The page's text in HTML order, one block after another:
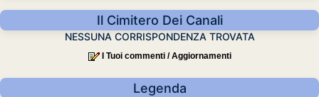
Il Cimitero Dei Canali
NESSUNA CORRISPONDENZA TROVATA
I Tuoi commenti / Aggiornamenti
Legenda